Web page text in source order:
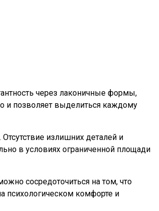
через лаконичные формы,
и позволяет выделиться каждому
излишних деталей и
в условиях ограниченной площади
сосредоточиться на том, что
психологическом комфорте и